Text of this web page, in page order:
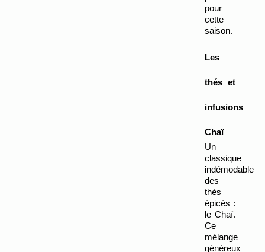
pour
cette
saison.
Les
thés et
infusions
Chaï
Un
classique
indémodable
des
thés
épicés :
le Chaï.
Ce
mélange
généreux